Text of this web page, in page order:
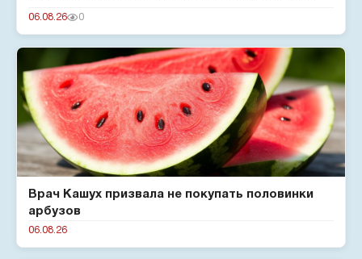
06.08.26 0
Врач Кашух призвала не покупать половинки
арбузов
06.08.26